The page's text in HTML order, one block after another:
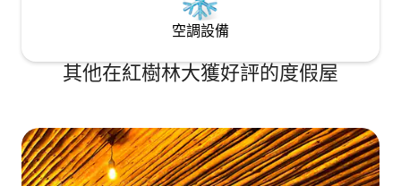
空調設備
其他在紅樹林大獲好評的度假屋